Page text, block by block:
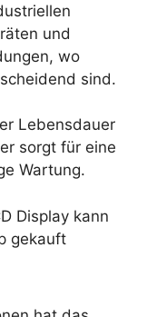
und
wo
sind.
Lebensdauer
sorgt für eine
Wartung.
Display kann
gekauft